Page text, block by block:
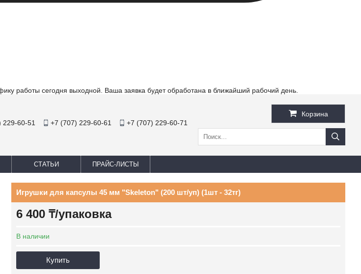
работы сегодня выходной. Ваша заявка будет обработана в ближайший рабочий день.
229-60-51 +7 (707) 229-60-61 +7 (707) 229-60-71
Корзина
СТАТЬИ ПРАЙС-ЛИСТЫ
Игрушки для капсулы 45 мм "Skeleton" (200 шт/уп) (1шт - 32тг)
6 400 ₸/упаковка
В наличии
Купить